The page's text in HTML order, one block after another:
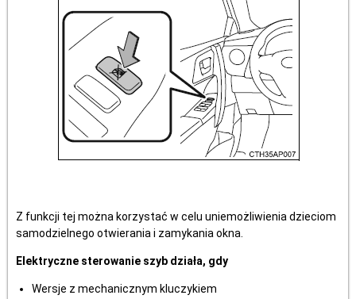
Z funkcji tej można korzystać w celu uniemożliwienia dzieciom
samodzielnego otwierania i zamykania okna.
Elektryczne sterowanie szyb działa, gdy
Wersje z mechanicznym kluczykiem